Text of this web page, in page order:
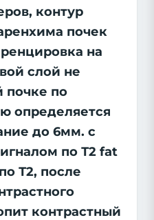
контур
почек
на
слой не
почке по
определяется
до 6мм. с
по Т2 fat
Т2, после
контрастный